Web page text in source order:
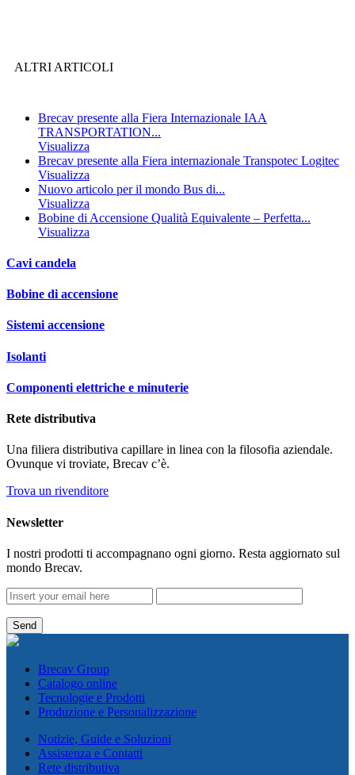
ALTRI ARTICOLI
Brecav presente alla Fiera Internazionale IAA
TRANSPORTATION...
Visualizza
Brecav presente alla Fiera internazionale Transpotec Logitec
Visualizza
Nuovo articolo per il mondo Bus di...
Visualizza
Bobine di Accensione Qualità Equivalente – Perfetta...
Visualizza
Cavi candela
Bobine di accensione
Sistemi accensione
Isolanti
Componenti elettriche e minuterie
Rete distributiva
Una filiera distributiva capillare in linea con la filosofia aziendale.
Ovunque vi troviate, Brecav c’è.
Trova un rivenditore
Newsletter
I nostri prodotti ti accompagnano ogni giorno. Resta aggiornato sul
mondo Brecav.
Brecav Group
Catalogo online
Tecnologie e Prodotti
Produzione e Personalizzazione
Notizie, Guide e Soluzioni
Assistenza e Contatti
Rete distributiva